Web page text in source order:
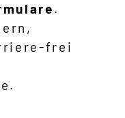
.
frei